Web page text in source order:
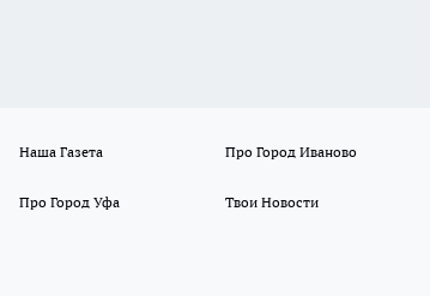
Наша Газета Про Город Иваново
Про Город Уфа Твои Новости